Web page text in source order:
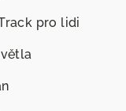
pro lidi